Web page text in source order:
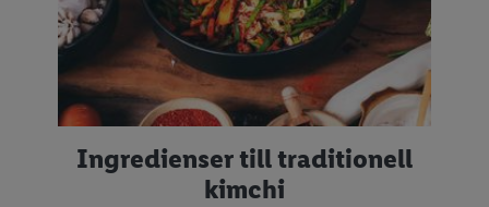
Julpyssel med barn
Juldukning
Julfrukost
Ingredienser till traditionell
kimchi